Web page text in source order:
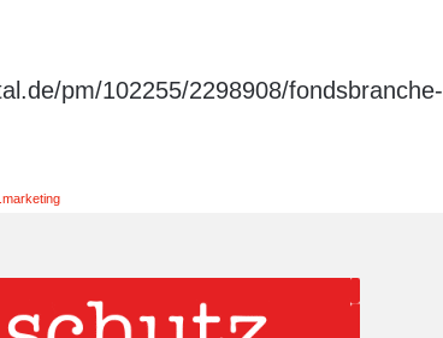
pm/102255/2298908/fondsbranche-